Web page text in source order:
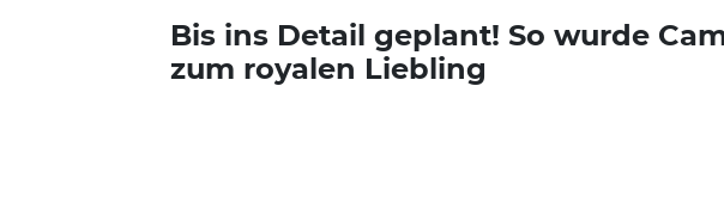
Bis ins Detail geplant! So wurde
zum royalen Liebling